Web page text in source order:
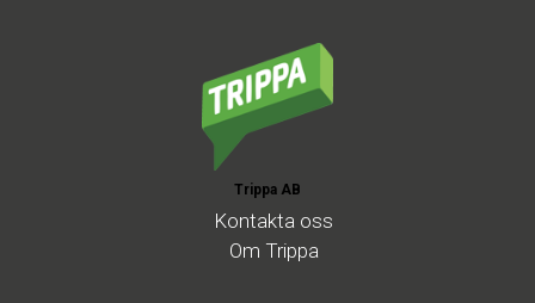
Trippa AB
Kontakta oss
Om Trippa